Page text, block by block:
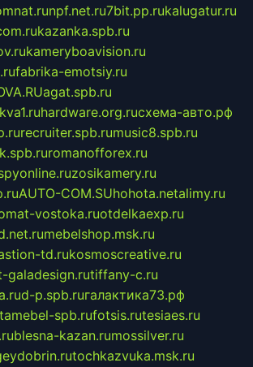
npf.net.ru7bit.pp.rukalugatur.ru
kazanka.spb.ru
kameryboavision.ru
fabrika-emotsiy.ru
agat.spb.ru
hardware.org.ruсхема-авто.рф
recruiter.spb.rumusic8.spb.ru
romanofforex.ru
zosikamery.ru
AUTO-COM.SUhohota.netalimy.ru
vostoka.ruotdelkaexp.ru
mebelshop.msk.ru
td.rukosmoscreative.ru
galadesign.rutiffany-c.ru
d-p.spb.ruгалактика73.рф
spb.rufotsis.rutesiaes.ru
blesna-kazan.rumossilver.ru
tochkazvuka.msk.ru